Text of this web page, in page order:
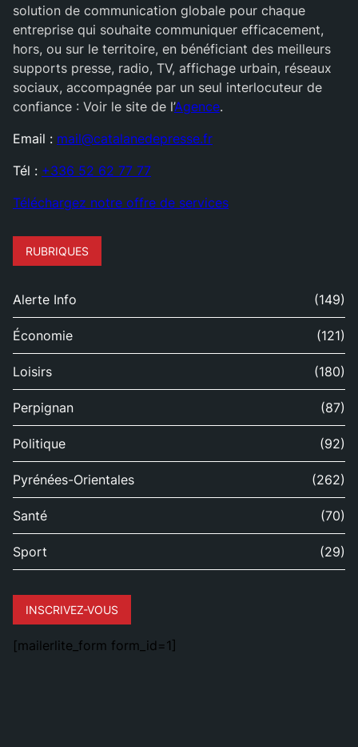
solution de communication globale pour chaque
entreprise qui souhaite communiquer efficacement,
hors, ou sur le territoire, en bénéficiant des meilleurs
supports presse, radio, TV, affichage urbain, réseaux
sociaux, accompagnée par un seul interlocuteur de
confiance : Voir le site de l’Agence.
Email : mail@catalanedepresse.fr
Tél : +336 52 62 77 77
Téléchargez notre offre de services
RUBRIQUES
Alerte Info (149)
Économie (121)
Loisirs (180)
Perpignan (87)
Politique (92)
Pyrénées-Orientales (262)
Santé (70)
Sport (29)
INSCRIVEZ-VOUS
[mailerlite_form form_id=1]